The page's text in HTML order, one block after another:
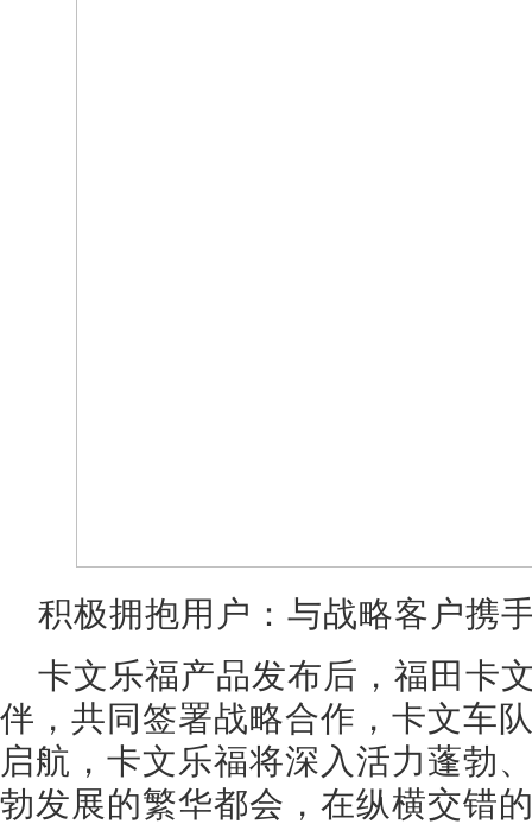
积极拥抱用户：与战略客户携
卡文乐福产品发布后，福田卡
伴，共同签署战略合作，卡文车
启航，卡文乐福将深入活力蓬勃
勃发展的繁华都会，在纵横交错